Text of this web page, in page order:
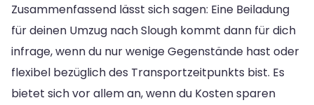
Zusammenfassend lässt sich sagen: Eine Beiladung
für deinen Umzug nach Slough kommt dann für dich
infrage, wenn du nur wenige Gegenstände hast oder
flexibel bezüglich des Transportzeitpunkts bist. Es
bietet sich vor allem an, wenn du Kosten sparen